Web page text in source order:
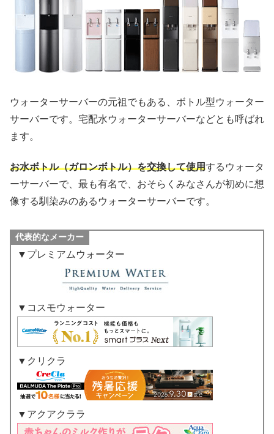
ウォーターサーバーの元祖でもある、ボトル型ウォーター
サーバーです。宅配水ウォーターサーバーなどとも呼ばれ
ます。
お水ボトル（ガロンボトル）を交換して使用するウォータ
ーサーバーで、最も有名で、おそらくみなさんが初めに想
像する馴染みのあるウォーターサーバーです。
代表的なメーカー
▼プレミアムウォーター
▼コスモウォーター
▼クリクラ
▼アクアクララ